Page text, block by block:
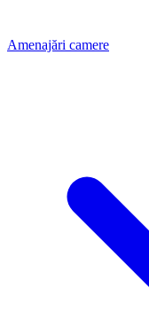
Amenajări camere